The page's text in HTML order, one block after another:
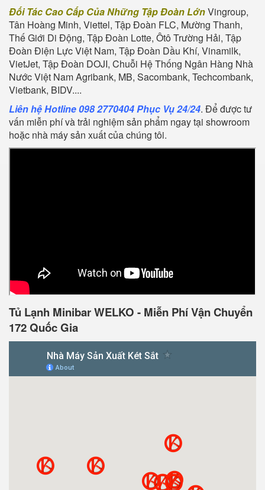
Đối Tác Cao Cấp Của Những Tập Đoàn LớnVingroup,
Tân Hoàng Minh, Viettel, Tập Đoàn FLC, Mường Thanh,
Thế Giới Di Động, Tập Đoàn Lotte, Ôtô Trường Hải, Tập
Đoàn Điện Lực Việt Nam, Tập Đoàn Dầu Khí, Vinamilk,
VietJet, Tập Đoàn DOJI, Chuỗi Hệ Thống Ngân Hàng Nhà
Nước Việt Nam Agribank, MB, Sacombank, Techcombank,
Vietbank, BIDV....
Liên hệ Hotline 098 2770404 Phục Vụ 24/24. Để được tư
vấn miễn phí và trải nghiệm sản phẩm ngay tại showroom
hoặc nhà máy sản xuất của chúng tôi.
Tủ Lạnh Minibar WELKO - Miễn Phí Vận Chuyển
172 Quốc Gia